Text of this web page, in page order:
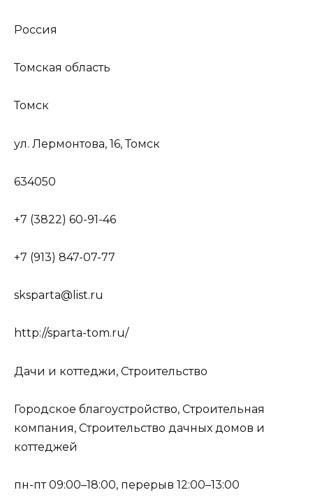
Россия
Томская область
Томск
ул. Лермонтова, 16, Томск
634050
+7 (3822) 60-91-46
+7 (913) 847-07-77
sksparta@list.ru
http://sparta-tom.ru/
Дачи и коттеджи, Строительство
Городское благоустройство, Строительная
компания, Строительство дачных домов и
коттеджей
пн-пт 09:00–18:00, перерыв 12:00–13:00